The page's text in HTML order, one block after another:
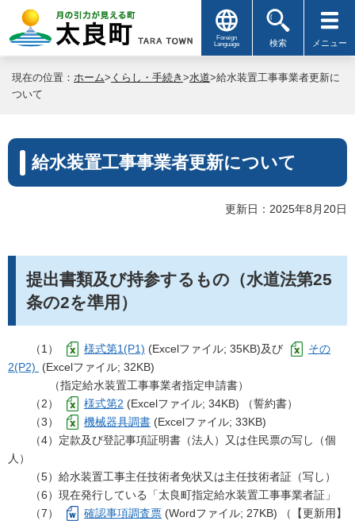
Foreign
Language
検索 メニュー
現在の位置： ホーム> くらし・手続き >水道>給水装置工事事業者更新に
ついて
給水装置工事事業者更新について
更新日：2025年8月20日
提出書類及び持参するもの（水道法第25
条の2を準用）
（1） 様式第1(P1) (Excelファイル; 35KB)及び
その
2(P2)
(Excelファイル; 32KB)
（指定給水装置工事事業者指定申請書）
（2）
様式第2 (Excelファイル; 34KB) （誓約書）
（3）
機械器具調書 (Excelファイル; 33KB)
（4）定款及び登記事項証明書（法人）又は住民票の写し（個
人）
（5）給水装置工事主任技術者免状又は主任技術者証（写し）
（6）現在発行している「太良町指定給水装置工事事業者証」
（7）
確認事項調査票 (Wordファイル; 27KB) （【更新用】